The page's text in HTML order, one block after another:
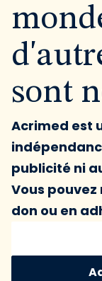
sont
Acrimed est
publicité ni
Vous
don ou en